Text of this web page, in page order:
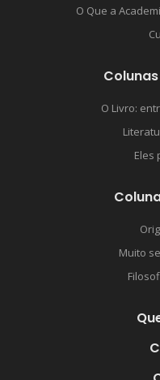
O Que a
O Livro:
Eles
Muito